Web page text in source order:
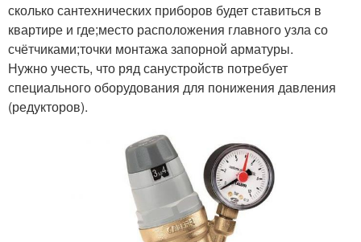
сколько сантехнических приборов будет ставиться в
квартире и где;место расположения главного узла со
счётчиками;точки монтажа запорной арматуры.
Нужно учесть, что ряд санустройств потребует
специального оборудования для понижения давления
(редукторов).